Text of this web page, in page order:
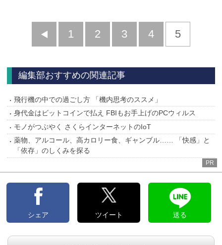
前
1 2 3 4 5
編集部おすすめの関連記事
飛行機の中での過ごし方 「機内思考のススメ」
身代金はビットコインで払え FBIもお手上げのPCウィルス
モノがつぶやく さくらインターネットのIoT
薬物、アルコール、高カロリー食、ギャンブル…… 「快感」と
「依存」のしくみを探る
PR
シェア ツイート 送る